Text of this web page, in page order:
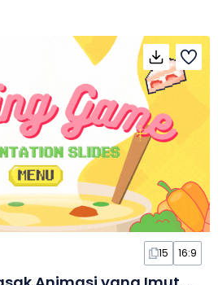
15 16:9